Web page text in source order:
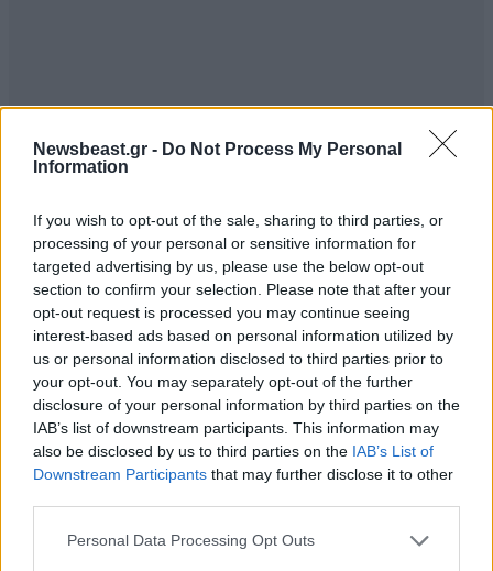
Newsbeast.gr - Do Not Process My Personal
Information
If you wish to opt-out of the sale, sharing to third parties, or
processing of your personal or sensitive information for
targeted advertising by us, please use the below opt-out
section to confirm your selection. Please note that after your
opt-out request is processed you may continue seeing
interest-based ads based on personal information utilized by
us or personal information disclosed to third parties prior to
your opt-out. You may separately opt-out of the further
disclosure of your personal information by third parties on the
IAB’s list of downstream participants. This information may
also be disclosed by us to third parties on the IAB’s List of
Downstream Participants that may further disclose it to other
Please note that this website/app uses one or more Google
Personal Data Processing Opt Outs
Ήμουν κάποτε Έλληνας 10·09·2025 22:30
Που θα βομβαρδίσουν πρώτα οι Ισραηλίτες; Κύπρο ή
Ελλάδα; (εννοείται για αυτοάμυνα, και φυσικά με την
έγκριση των ΗΠΑ και του Μητσοτάκη)
Περίεργος. 10·09·2025 21:29